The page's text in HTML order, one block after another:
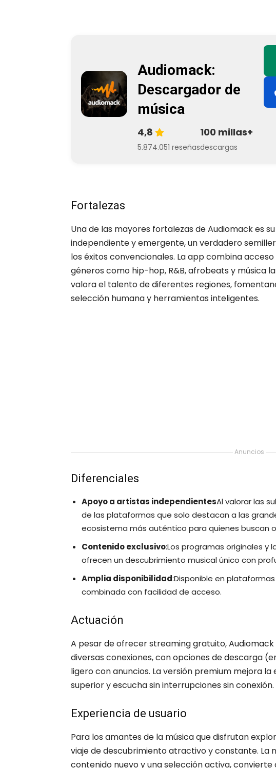
Audiomack:
Descargador de
música
4,8
5.874.051 reseñas
100 millas+
descargas
Fortalezas
Una de las mayores fortalezas de Audiomack es
independiente y emergente, un verdadero
los éxitos convencionales. La app combina
géneros como hip-hop, R&B, afrobeats y música
valora el talento de diferentes regiones,
selección humana y herramientas inteligentes.
Anuncios
Diferenciales
Apoyo a artistas independientesAl valorar las
de las plataformas que solo destacan a las
ecosistema más auténtico para quienes buscan
Contenido exclusivo:Los programas originales
ofrecen un descubrimiento musical único con
Amplia disponibilidad:Disponible en
combinada con facilidad de acceso.
Actuación
A pesar de ofrecer streaming gratuito,
diversas conexiones, con opciones de descarga
ligero con anuncios. La versión premium mejora
superior y escucha sin interrupciones sin conexión.
Experiencia de usuario
Para los amantes de la música que disfrutan
viaje de descubrimiento atractivo y constante. La
contenido nuevo y una selección activa, convierte